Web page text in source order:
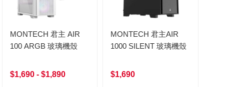
MONTECH 君主 AIR
100 ARGB 玻璃機殼
$1,690 - $1,890
MONTECH 君主AIR
1000 SILENT 玻璃機殼
$1,690